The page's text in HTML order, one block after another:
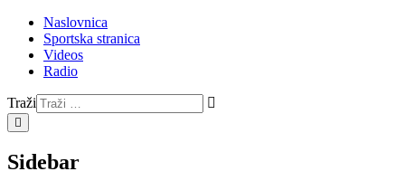
Naslovnica
Sportska stranica
Videos
Radio
Traži
Sidebar